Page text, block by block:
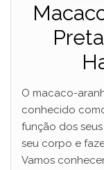
O macaco-
conhecido
função dos
seu corpo e
Vamos